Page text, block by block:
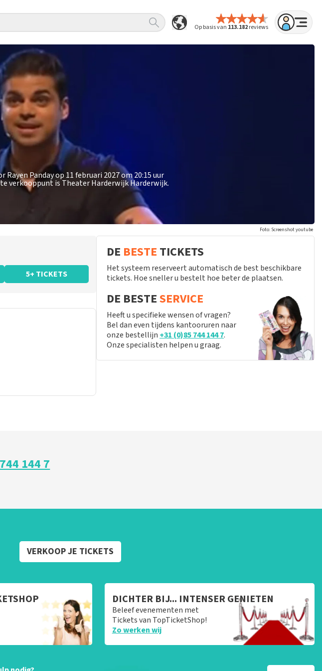
Op basis van 113.182reviews
Panday op 11 februari 2027 om 20:15 uur
verkooppunt is Theater Harderwijk Harderwijk.
Foto: Screenshot youtube
5+ TICKETS
DE BESTE TICKETS
Het systeem reserveert automatisch de best beschikbare
tickets. Hoe sneller u bestelt hoe beter de plaatsen.
DE BESTESERVICE
Heeft u specifieke wensen of vragen?
Bel dan even tijdens kantooruren naar
onze bestellijn +31 (0)85 744 144 7.
Onze specialisten helpen u graag.
144 7
VERKOOP JE TICKETS
DICHTER BIJ... INTENSER GENIETEN
Beleef evenementen met
Tickets van TopTicketShop!
Zo werken wij